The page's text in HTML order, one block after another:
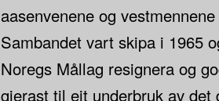
aasenvenene og
Sambandet vart skipa i 1965
Noregs Mållag resignera og
gjerast til eit underbruk av